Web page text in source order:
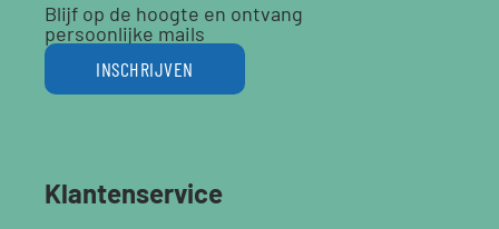
Blijf op de hoogte en ontvang
persoonlijke mails
INSCHRIJVEN
Klantenservice